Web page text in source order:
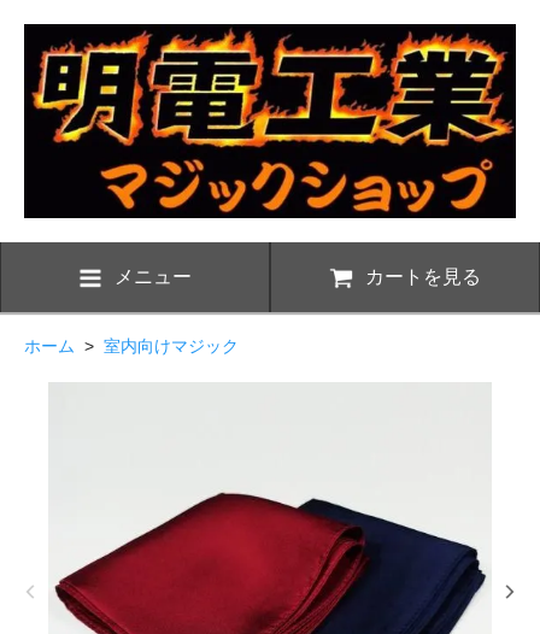
メニュー カートを見る
ホーム > 室内向けマジック